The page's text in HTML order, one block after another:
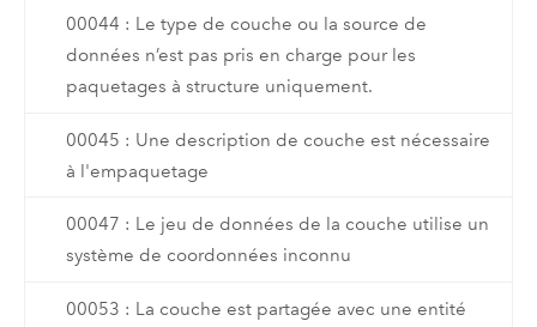
00044 : Le type de couche ou la source de
données n’est pas pris en charge pour les
paquetages à structure uniquement.
00045 : Une description de couche est nécessaire
à l'empaquetage
00047 : Le jeu de données de la couche utilise un
système de coordonnées inconnu
00053 : La couche est partagée avec une entité